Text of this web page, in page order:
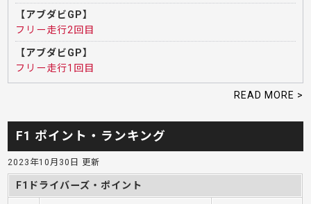
【アブダビGP】
フリー走行2回目
【アブダビGP】
フリー走行1回目
READ MORE >
F1 ポイント・ランキング
2023年10月30日 更新
F1ドライバーズ・ポイント